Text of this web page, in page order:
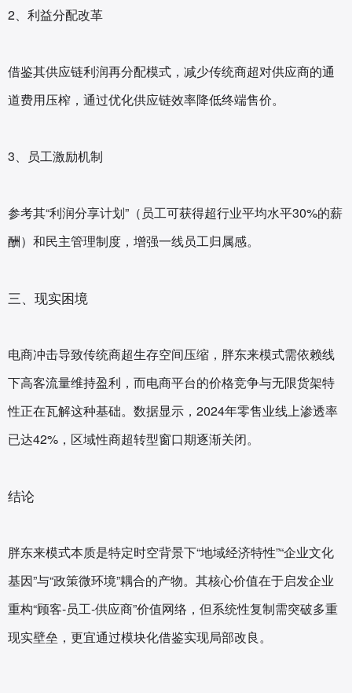
2、利益分配改革‌
借鉴其供应链利润再分配模式，减少传统商超对供应商的通
道费用压榨，通过优化供应链效率降低终端售价。
3、员工激励机制‌
参考其“利润分享计划”（员工可获得超行业平均水平30%的薪
酬）和民主管理制度，增强一线员工归属感。
三、现实困境
电商冲击导致传统商超生存空间压缩，胖东来模式需依赖线
下高客流量维持盈利，而电商平台的价格竞争与无限货架特
性正在瓦解这种基础。数据显示，2024年零售业线上渗透率
已达42%，区域性商超转型窗口期逐渐关闭。
结论
胖东来模式本质是特定时空背景下“地域经济特性”“企业文化
基因”与“政策微环境”耦合的产物。其核心价值在于启发企业
重构“顾客-员工-供应商”价值网络，但系统性复制需突破多重
现实壁垒，更宜通过模块化借鉴实现局部改良。